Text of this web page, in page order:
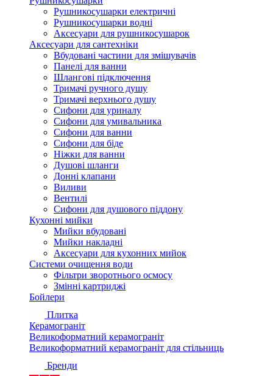
Рушникосушарки електричні
Рушникосушарки водні
Аксесуари для рушникосушарок
Аксесуари для сантехніки
Вбудовані частини для змішувачів
Панелі для ванни
Шлангові підключення
Тримачі ручного душу
Тримачі верхнього душу
Сифони для уриналу
Сифони для умивальника
Сифони для ванни
Сифони для біде
Ніжки для ванни
Душові шланги
Донні клапани
Виливи
Вентилі
Сифони для душового піддону
Кухонні мийки
Мийки вбудовані
Мийки накладні
Аксесуари для кухонних мийок
Системи очищення води
Фільтри зворотнього осмосу
Змінні картриджі
Бойлери
Плитка
Керамограніт
Великоформатний керамограніт
Великоформатний керамограніт для стільниць
Бренди